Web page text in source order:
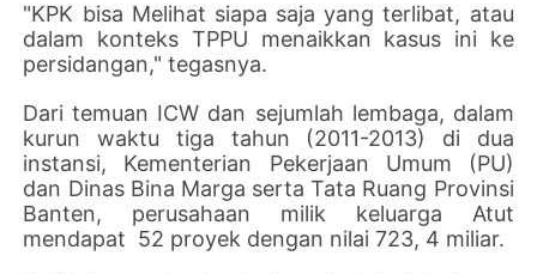
"KPK bisa Melihat siapa saja yang terlibat, atau
dalam konteks TPPU menaikkan kasus ini ke
persidangan," tegasnya.
Dari temuan ICW dan sejumlah lembaga, dalam
kurun waktu tiga tahun (2011-2013) di dua
instansi, Kementerian Pekerjaan Umum (PU)
dan Dinas Bina Marga serta Tata Ruang Provinsi
Banten, perusahaan milik keluarga Atut
mendapat 52 proyek dengan nilai 723, 4 miliar.